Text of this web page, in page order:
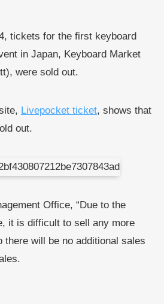
tickets for the first keyboard
in Japan, Keyboard Market
were sold out.
Livepocket ticket, shows that
out.
Office, “Due to the
it is difficult to sell any more
there will be no additional sales